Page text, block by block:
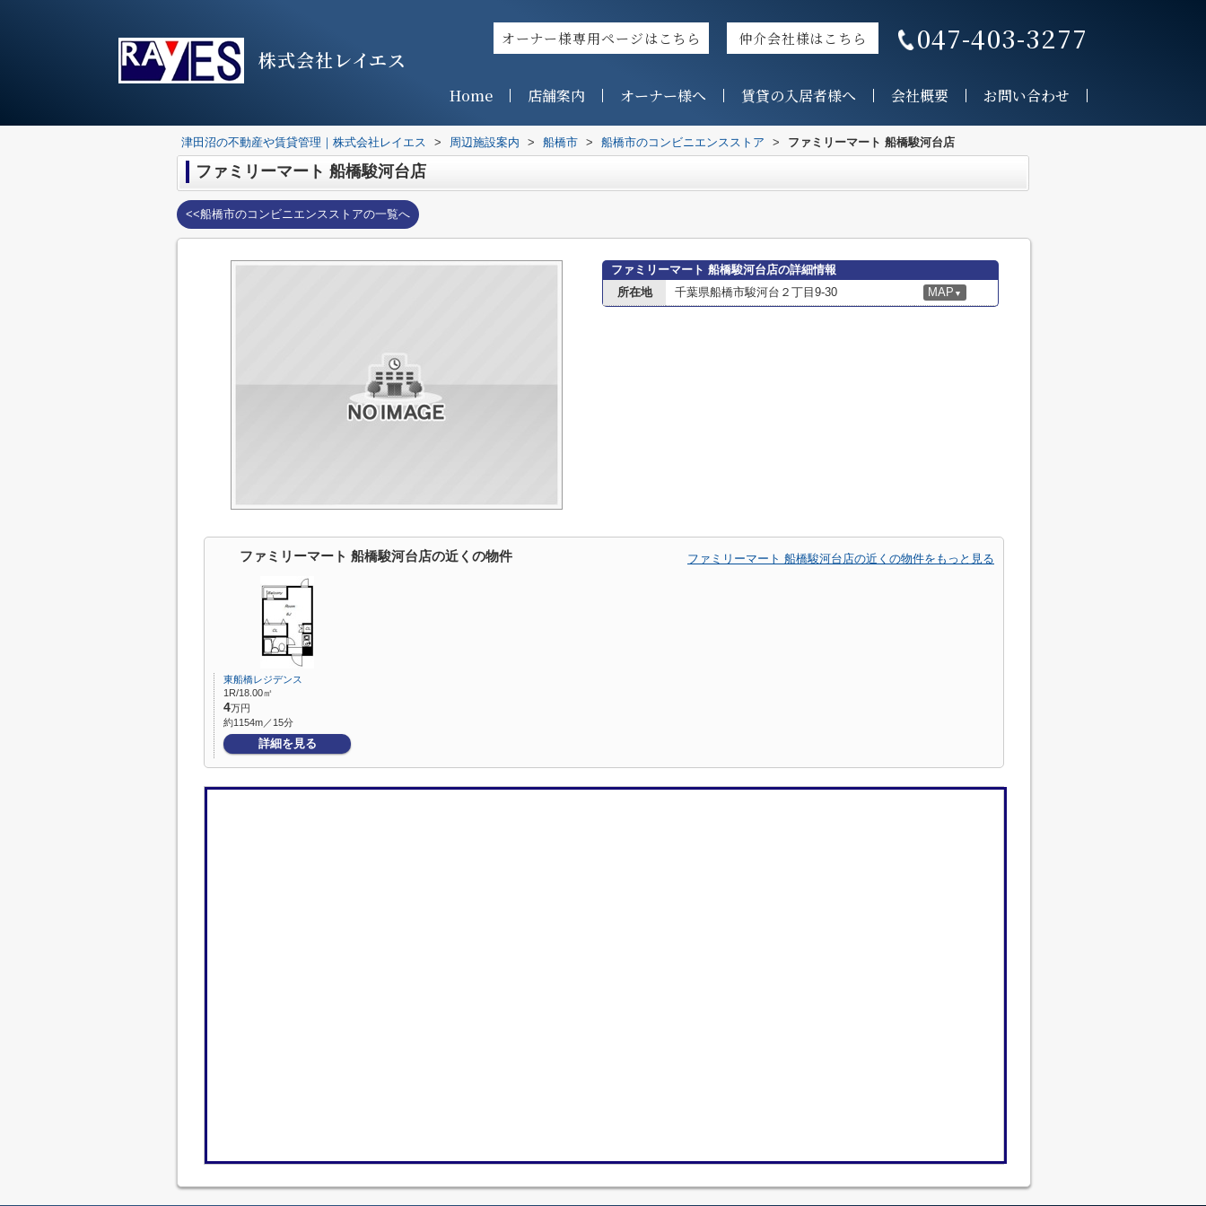
株式会社レイエス
オーナー様専用ページはこちら 仲介会社様はこちら 047-403-3277
Home 店舗案内 オーナー様へ 賃貸の入居者様へ 会社概要 お問い合わせ
津田沼の不動産や賃貸管理｜株式会社レイエス > 周辺施設案内 > 船橋市 > 船橋市のコンビニエンスストア > ファミリーマート 船橋駿河台店
ファミリーマート 船橋駿河台店
<<船橋市のコンビニエンスストアの一覧へ
ファミリーマート 船橋駿河台店の詳細情報
所在地
千葉県船橋市駿河台２丁目9-30 MAP ▼
ファミリーマート 船橋駿河台店の近くの物件 ファミリーマート 船橋駿河台店の近くの物件をもっと見る
東船橋レジデンス
1R/18.00㎡
4万円
約1154m／15分
詳細を見る